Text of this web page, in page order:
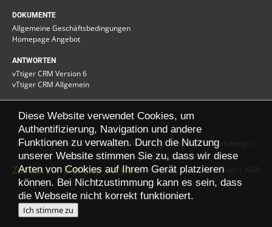
DOKUMENTE
Allgemeine Geschäftsbedingungen
Homepage Angebot
ANTWORTEN
vTtiger CRM Version 6
vTtiger CRM Allgemein
Dienstleistungen CRM Lösungen, Homepage, Webauftritt, Webdesign |
business IT consulting Copyright©2026
Impressum
Datenschutz | AGB
Zurück zur Desktop Version
Diese Website verwendet Cookies, um
Authentifizierung, Navigation und andere
Funktionen zu verwalten. Durch die Nutzung
unserer Website stimmen Sie zu, dass wir diese
Arten von Cookies auf Ihrem Gerät platzieren
können. Bei Nichtzustimmung kann es sein, dass
die Webseite nicht korrekt funktioniert.
Ich stimme zu